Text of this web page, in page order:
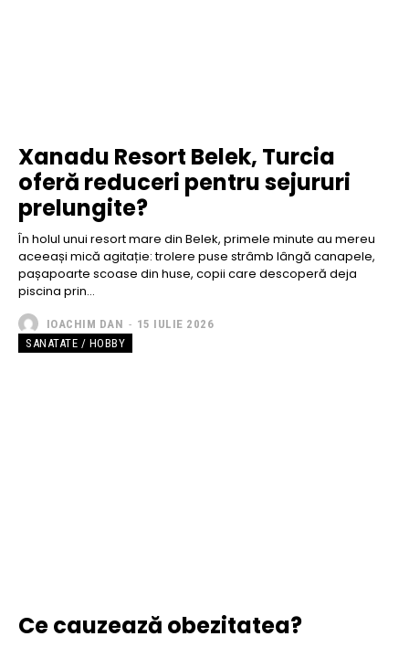
Xanadu Resort Belek, Turcia
oferă reduceri pentru sejururi
prelungite?
În holul unui resort mare din Belek, primele minute au mereu
aceeași mică agitație: trolere puse strâmb lângă canapele,
pașapoarte scoase din huse, copii care descoperă deja
piscina prin...
IOACHIM DAN - 15 IULIE 2026
SANATATE / HOBBY
Ce cauzează obezitatea?